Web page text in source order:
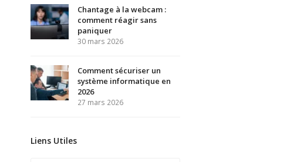
Chantage à la webcam :
comment réagir sans
paniquer
30 mars 2026
Comment sécuriser un
système informatique en
2026
27 mars 2026
Liens Utiles